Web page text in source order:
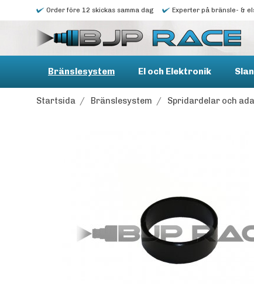
Order före 12 skickas samma dag Experter på bränsle- &
Bränslesystem El och Elektronik
Startsida / Bränslesystem / Spridardelar och